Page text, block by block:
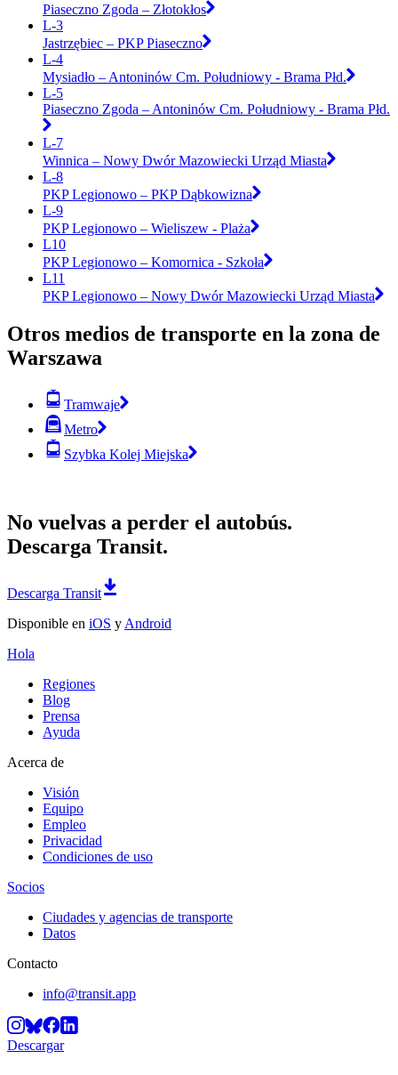
Piaseczno Zgoda – Złotokłos
L-3
Jastrzębiec – PKP Piaseczno
L-4
Mysiadło – Antoninów Cm. Południowy - Brama Płd.
L-5
Piaseczno Zgoda – Antoninów Cm. Południowy - Brama Płd.
L-7
Winnica – Nowy Dwór Mazowiecki Urząd Miasta
L-8
PKP Legionowo – PKP Dąbkowizna
L-9
PKP Legionowo – Wieliszew - Plaża
L10
PKP Legionowo – Komornica - Szkoła
L11
PKP Legionowo – Nowy Dwór Mazowiecki Urząd Miasta
Otros medios de transporte en la zona de
Warszawa
Tramwaje
Metro
Szybka Kolej Miejska
No vuelvas a perder el autobús.
Descarga Transit.
Descarga Transit
Disponible en iOS y Android
Hola
Regiones
Blog
Prensa
Ayuda
Acerca de
Visión
Equipo
Empleo
Privacidad
Condiciones de uso
Socios
Ciudades y agencias de transporte
Datos
Contacto
info@transit.app
Descargar